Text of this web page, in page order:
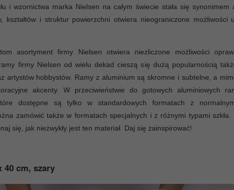
i wzornictwa marka Nielsen na całym świecie stała się synonimem
kształtów i struktur powierzchni otwiera nieograniczone możliwości
asortyment firmy Nielsen otwiera niezliczone możliwości
firmy Nielsen od wielu dekad cieszą się dużą popularnością
artystów hobbystów. Ramy z aluminium są skromne i subtelne, a
akcenty. W przeciwieństwie do gotowych aluminiowych
dostępne są tylko w standardowych formatach z
zamówić także w formatach specjalnych i z różnymi typami szkła.
się, jak niezwykły jest ten materiał. Daj się zainspirować!
40 cm, szary